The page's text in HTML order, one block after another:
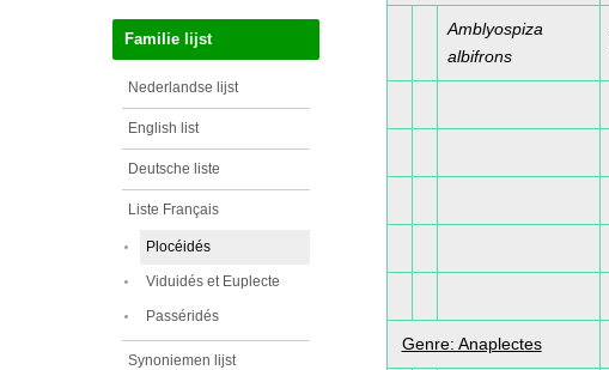
Familie lijst
Nederlandse lijst
English list
Deutsche liste
Liste Français
Plocéidés
Viduidés et Euplecte
Passéridés
Synoniemen lijst
Amblyospiza
albifrons
Genre: Anaplectes